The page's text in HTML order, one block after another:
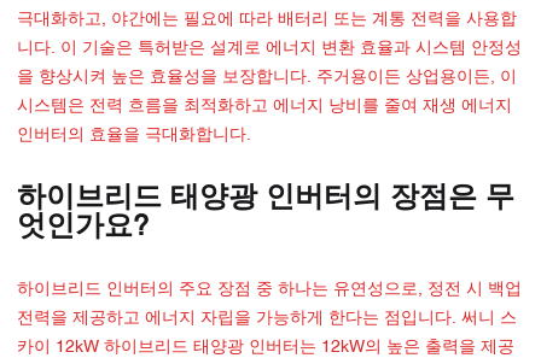
극대화하고, 야간에는 필요에 따라 배터리 또는 계통 전력을 사용합
니다. 이 기술은 특허받은 설계로 에너지 변환 효율과 시스템 안정성
을 향상시켜 높은 효율성을 보장합니다. 주거용이든 상업용이든, 이
시스템은 전력 흐름을 최적화하고 에너지 낭비를 줄여 재생 에너지
인버터의 효율을 극대화합니다.
하이브리드 태양광 인버터의 장점은 무
엇인가요?
하이브리드 인버터의 주요 장점 중 하나는 유연성으로, 정전 시 백업
전력을 제공하고 에너지 자립을 가능하게 한다는 점입니다. 써니 스
카이 12kW 하이브리드 태양광 인버터는 12kW의 높은 출력을 제공